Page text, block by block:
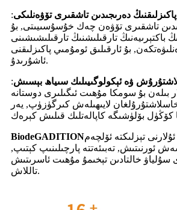
دەرىجىدىن تاشقىرى تۆۋەنلىكى:
تاشقىرى تۆۋەن چەك خۇسۇسىيىتى, بۇ
باكتېرىيەنىڭ تارقىلىشنىڭ تارقىلىشىشىنى
بۇ ئارقىلىق ئومۇمىي پاكىزلىقنى
ئاشۇرىدۇ.
ۋە ئېكولوگىيىلىك سىياھ بېسىش:
بىلەن بۇ سومكا مۇھىت ئىگىلىرى دوستانە
خاسلاشتۇرۇلغان لايىھىلەش كىرگۈزۈپ, يەر
BiodeGADITIONتېزلىكتە ئۆلچەم
ئورنىتىش, تەبىئەتتە پارچىلىنىپ كېتىپ,
سۇلياۋ خالتادىن تېخىمۇ مۇھىت ئاسرىتىش
تاللاش.